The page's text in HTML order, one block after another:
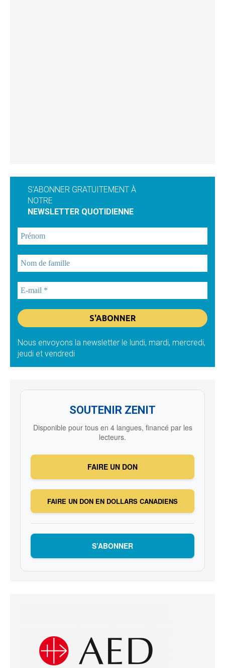
S'ABONNER GRATUITEMENT À
NOTRE
NEWSLETTER QUOTIDIENNE
Nous envoyons la newsletter le lundi, mardi, mercredi,
jeudi et vendredi
SOUTENIR ZENIT
Disponible pour tous en 4 langues, financé par les
lecteurs.
FAIRE UN DON
FAIRE UN DON EN DOLLARS CANADIENS
S’ABONNER